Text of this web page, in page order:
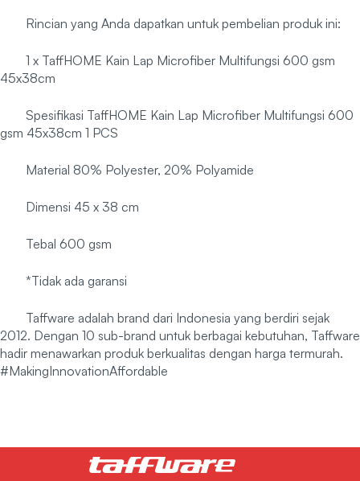
Rincian yang Anda dapatkan untuk pembelian produk ini:
1 x TaffHOME Kain Lap Microfiber Multifungsi 600 gsm
45x38cm
Spesifikasi TaffHOME Kain Lap Microfiber Multifungsi 600
gsm 45x38cm 1 PCS
Material 80% Polyester, 20% Polyamide
Dimensi 45 x 38 cm
Tebal 600 gsm
*Tidak ada garansi
Taffware adalah brand dari Indonesia yang berdiri sejak
2012. Dengan 10 sub-brand untuk berbagai kebutuhan, Taffware
hadir menawarkan produk berkualitas dengan harga termurah.
#MakingInnovationAffordable